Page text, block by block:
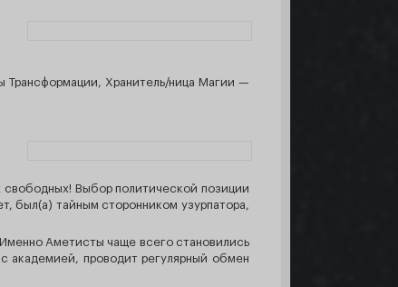
Трансформации, Хранитель/ница Магии —
Выбор политической позиции
был(а) тайным сторонником узурпатора,
Аметисты чаще всего становились
академией, проводит регулярный обмен